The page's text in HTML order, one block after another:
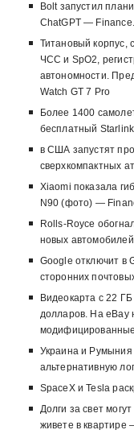
Bolt запустил
ChatGPT —
Титановый корпус,
ЧСС и SpO2,
автономности.
Watch GT 7 Pro
Более 1400
бесплатный
в США запустят
сверхкомпактных
Xiaomi показала
N90 (фото) —
Rolls-Royce
новых автомобилей
Google отключит в
сторонних
Видеокарта с 22
долларов. На eBay
Украина и Румыния
альтернативную
SpaceX и Tesla
Долги за свет
живете в квартире